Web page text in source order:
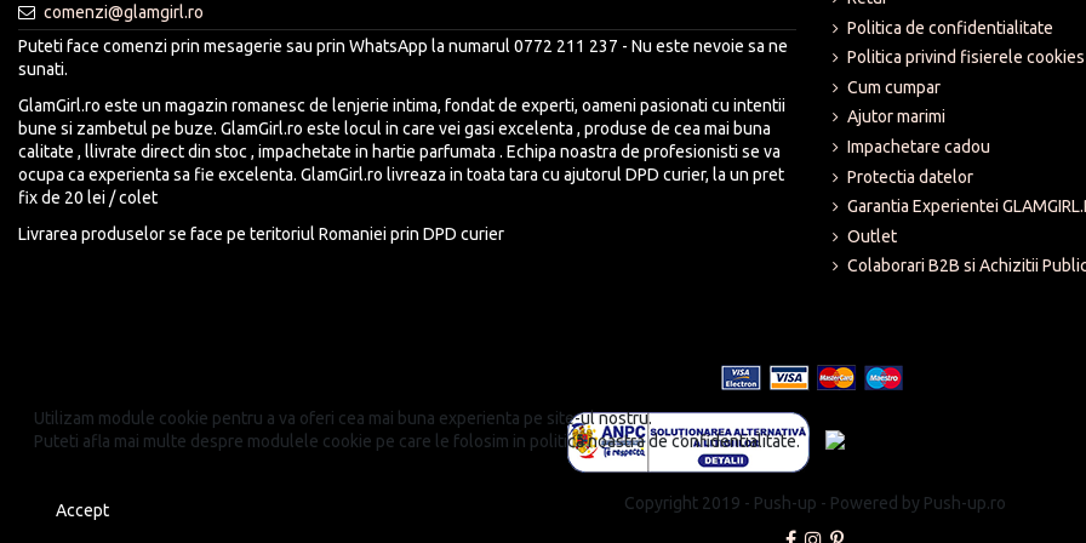
comenzi@glamgirl.ro
Puteti face comenzi prin mesagerie sau prin WhatsApp la numarul 0772 211 237 - Nu este nevoie sa ne
sunati.
GlamGirl.ro este un magazin romanesc de lenjerie intima, fondat de experti, oameni pasionati cu intentii
bune si zambetul pe buze. GlamGirl.ro este locul in care vei gasi excelenta , produse de cea mai buna
calitate , llivrate direct din stoc , impachetate in hartie parfumata . Echipa noastra de profesionisti se va
ocupa ca experienta sa fie excelenta. GlamGirl.ro livreaza in toata tara cu ajutorul DPD curier, la un pret
fix de 20 lei / colet
Livrarea produselor se face pe teritoriul Romaniei prin DPD curier
Politica de confidentialitate
Politica privind fisierele cookies
Cum cumpar
Ajutor marimi
Impachetare cadou
Protectia datelor
Garantia Experientei
Outlet
Colaborari B2B si Achizitii
Copyright 2019 - Push-up - Powered by Push-up.ro
Utilizam module cookie pentru a va oferi cea mai buna experienta pe site-ul nostru.
Puteti afla mai multe despre modulele cookie pe care le folosim in politica noastra de confidentialitate.
Accept